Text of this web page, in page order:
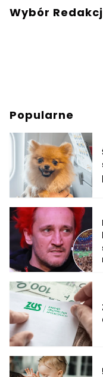
Wybór
Popularne